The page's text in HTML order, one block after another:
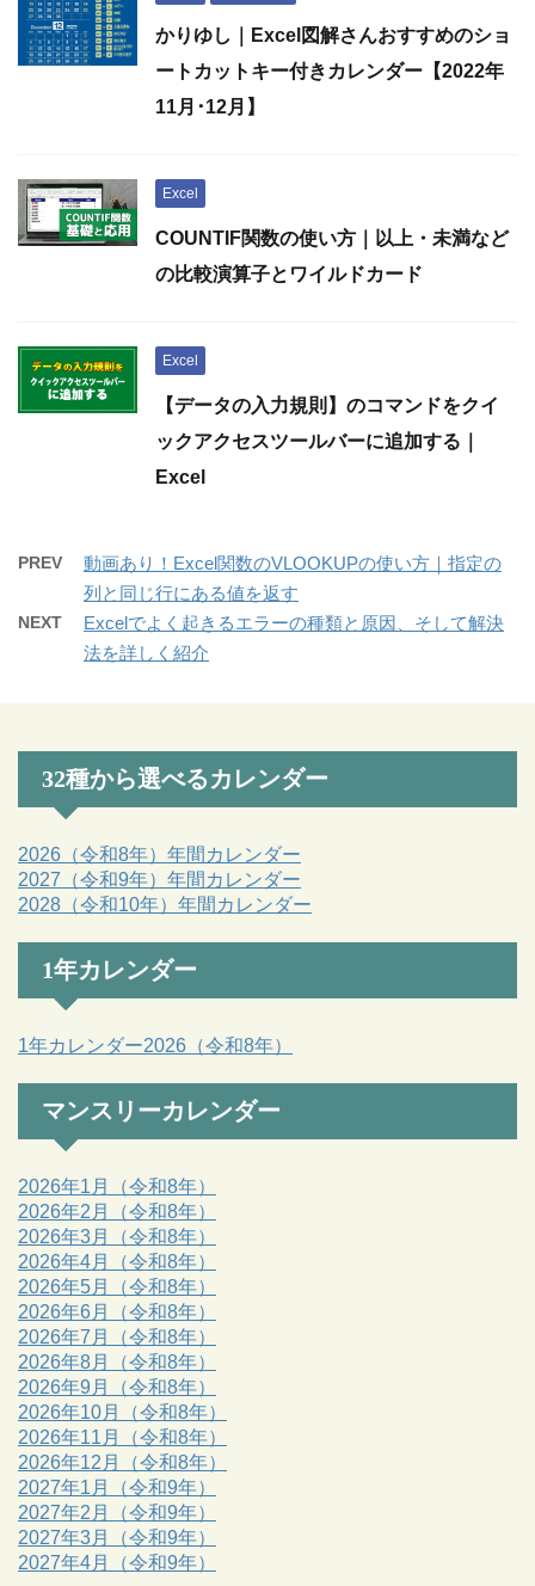
かりゆし｜Excel図解さんおすすめのショ
ートカットキー付きカレンダー【2022年
11月･12月】
Excel
COUNTIF関数の使い方｜以上・未満など
の比較演算子とワイルドカード
Excel
【データの入力規則】のコマンドをクイ
ックアクセスツールバーに追加する｜
Excel
PREV
動画あり！Excel関数のVLOOKUPの使い方｜指定の
列と同じ行にある値を返す
NEXT
Excelでよく起きるエラーの種類と原因、そして解決
法を詳しく紹介
32種から選べるカレンダー
2026（令和8年）年間カレンダー
2027（令和9年）年間カレンダー
2028（令和10年）年間カレンダー
1年カレンダー
1年カレンダー2026（令和8年）
マンスリーカレンダー
2026年1月（令和8年）
2026年2月（令和8年）
2026年3月（令和8年）
2026年4月（令和8年）
2026年5月（令和8年）
2026年6月（令和8年）
2026年7月（令和8年）
2026年8月（令和8年）
2026年9月（令和8年）
2026年10月（令和8年）
2026年11月（令和8年）
2026年12月（令和8年）
2027年1月（令和9年）
2027年2月（令和9年）
2027年3月（令和9年）
2027年4月（令和9年）